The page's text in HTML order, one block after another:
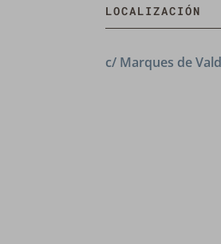
LOCALIZACIÓN
c/ Marques de